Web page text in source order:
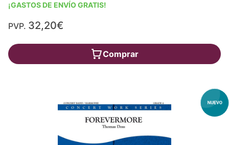
¡GASTOS DE ENVÍO GRATIS!
PVP. 32,20€
Comprar